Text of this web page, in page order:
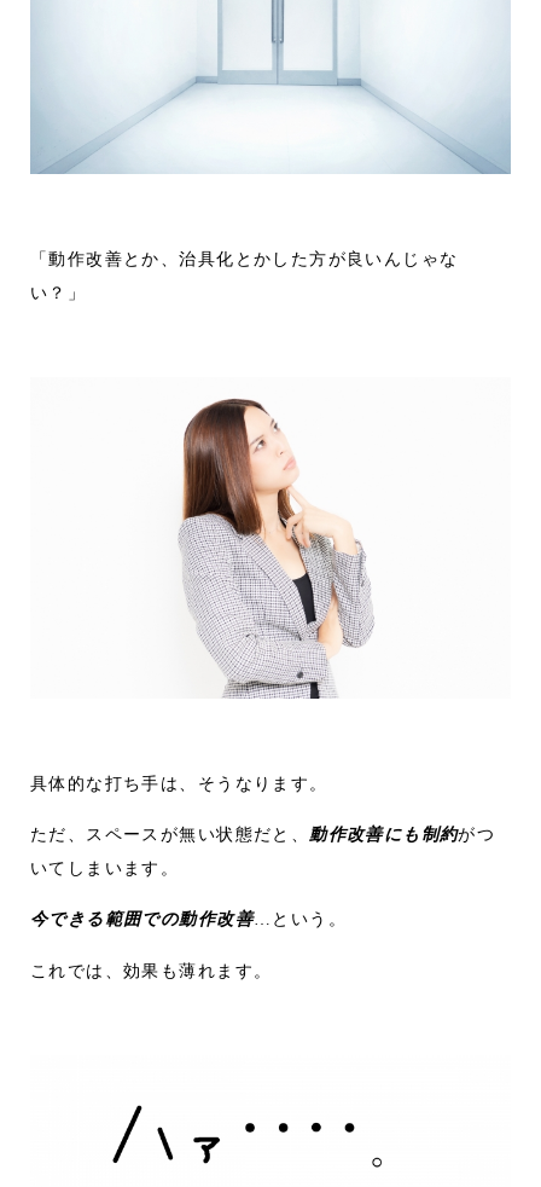
「動作改善とか、治具化とかした方が良いんじゃな
い？」
具体的な打ち手は、そうなります。
ただ、スペースが無い状態だと、動作改善にも制約がつ
いてしまいます。
今できる範囲での動作改善…という。
これでは、効果も薄れます。